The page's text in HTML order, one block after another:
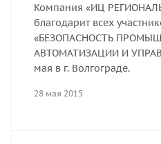
Компания «ИЦ
благодарит всех
«БЕЗОПАСНОСТЬ
АВТОМАТИЗАЦИИ И
мая в г. Волгограде.
28 мая 2015